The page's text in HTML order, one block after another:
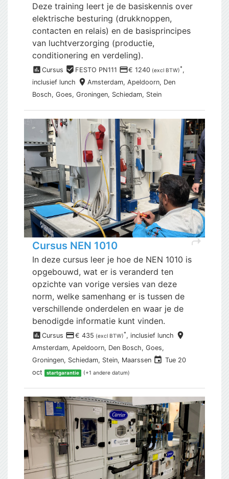
Deze training leert je de basiskennis over
elektrische besturing (drukknoppen,
contacten en relais) en de basisprincipes
van luchtverzorging (productie,
conditionering en verdeling).
assessment Cursus beenhere FESTO PN111 payment€ 1240 (excl BTW)*,
inclusief lunch place Amsterdam, Apeldoorn, Den
Bosch, Goes, Groningen, Schiedam, Stein
shortcut
Cursus NEN 1010
In deze cursus leer je hoe de NEN 1010 is
opgebouwd, wat er is veranderd ten
opzichte van vorige versies van deze
norm, welke samenhang er is tussen de
verschillende onderdelen en waar je de
benodigde informatie kunt vinden.
assessment Cursus payment€ 435 (excl BTW)*, inclusief lunch place
Amsterdam, Apeldoorn, Den Bosch, Goes,
Groningen, Schiedam, Stein, Maarssen event Tue 20
oct
startgarantie (+1 andere datum)